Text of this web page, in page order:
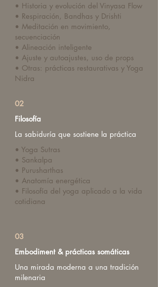
• Historia y evolución del Vinyasa Flow
• Respiración, Bandhas y Drishti
• Meditación en movimiento,
secuenciación
• Alineación inteligente
• Ajuste y autoajustes, uso de props
• Otras: prácticas restaurativas y Yoga
Nidra
02
Filosofía
La sabiduría que sostiene la práctica
• Yoga Sutras
• Sankalpa
• Purusharthas
• Anatomía energética
• Filosofía del yoga aplicado a la vida
cotidiana
03
Embodiment & prácticas somáticas
Una mirada moderna a una tradición
milenaria